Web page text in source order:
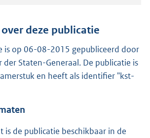
n
s
r
o
:
deze publicatie
is op 06-08-2015 gepubliceerd door
der Staten-Generaal. De publicatie is
en heeft als identifier "kst-
is de publicatie beschikbaar in de